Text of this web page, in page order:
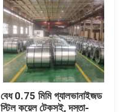
বেধ 0.75 মিমি গ্যালভানাইজড
স্টিল কয়েল টেকসই, দস্তা-